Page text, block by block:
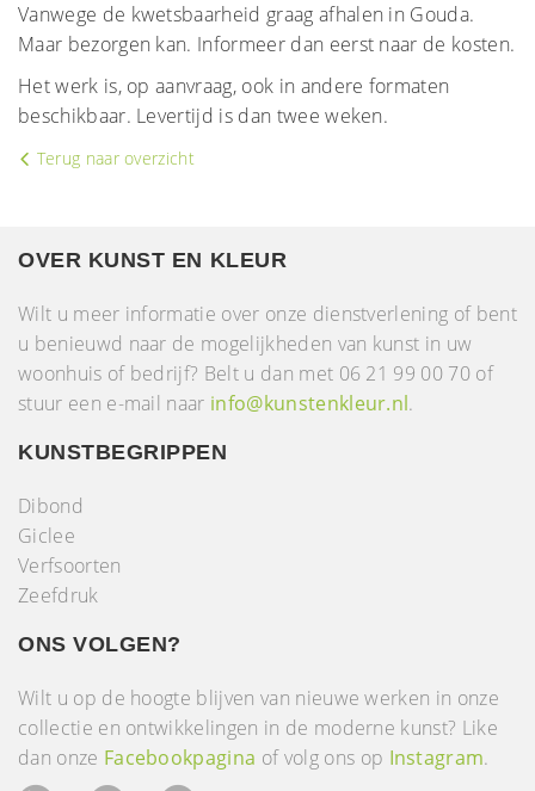
Vanwege de kwetsbaarheid graag afhalen in Gouda.
Maar bezorgen kan. Informeer dan eerst naar de kosten.
Het werk is, op aanvraag, ook in andere formaten
beschikbaar. Levertijd is dan twee weken.
Terug naar overzicht
OVER KUNST EN KLEUR
Wilt u meer informatie over onze dienstverlening of bent
u benieuwd naar de mogelijkheden van kunst in uw
woonhuis of bedrijf? Belt u dan met 06 21 99 00 70 of
stuur een e-mail naar info@kunstenkleur.nl.
KUNSTBEGRIPPEN
Dibond
Giclee
Verfsoorten
Zeefdruk
ONS VOLGEN?
Wilt u op de hoogte blijven van nieuwe werken in onze
collectie en ontwikkelingen in de moderne kunst? Like
dan onze Facebookpagina of volg ons op Instagram.